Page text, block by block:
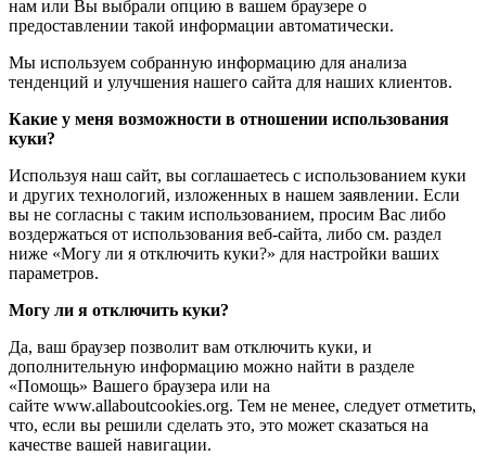
нам или Вы выбрали опцию в вашем браузере о
предоставлении такой информации автоматически.
Мы используем собранную информацию для анализа
тенденций и улучшения нашего сайта для наших клиентов.
Какие у меня возможности в отношении использования
куки?
Используя наш сайт, вы соглашаетесь с использованием куки
и других технологий, изложенных в нашем заявлении. Если
вы не согласны с таким использованием, просим Вас либо
воздержаться от использования веб-сайта, либо см. раздел
ниже «Могу ли я отключить куки?» для настройки ваших
параметров.
Могу ли я отключить куки?
Да, ваш браузер позволит вам отключить куки, и
дополнительную информацию можно найти в разделе
«Помощь» Вашего браузера или на
сайте www.allaboutcookies.org. Тем не менее, следует отметить,
что, если вы решили сделать это, это может сказаться на
качестве вашей навигации.